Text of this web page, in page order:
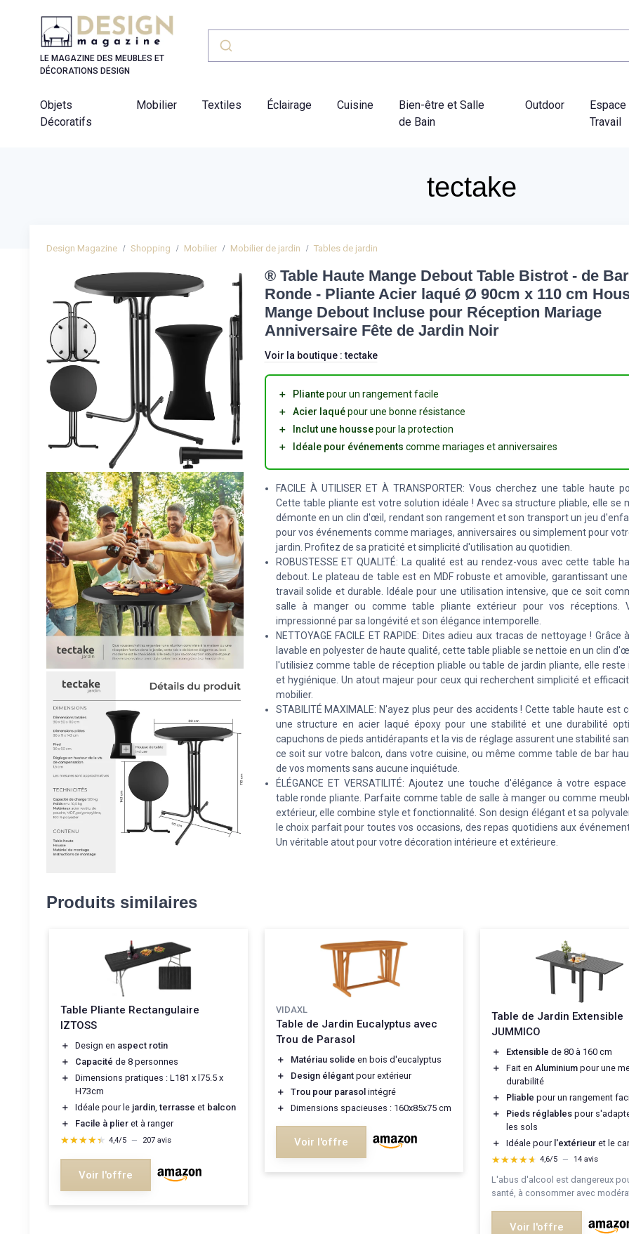
LE MAGAZINE DES MEUBLES ET
DÉCORATIONS DESIGN
Objets
Décoratifs
Mobilier Textiles Éclairage Cuisine
Bien-être et Salle
de Bain
Outdoor
Travail
tectake
Design Magazine Shopping Mobilier Mobilier de jardin Tables de jardin
® Table Haute Mange Debout Table Bistrot - de Bar
Ronde - Pliante Acier laqué Ø 90cm x 110 cm
Mange Debout Incluse pour Réception Mariage
Anniversaire Fête de Jardin Noir
Voir la boutique :tectake
＋ Pliantepour un rangement facile
＋
Acier laquépour une bonne résistance
＋
Inclut une houssepour la protection
＋
Idéale pour événements comme mariages et anniversaires
FACILE À UTILISER ET À TRANSPORTER: Vous cherchez une table haute
Cette table pliante est votre solution idéale ! Avec sa structure pliable, elle se
démonte en un clin d'œil, rendant son rangement et son transport un jeu
pour vos événements comme mariages, anniversaires ou simplement pour
jardin. Profitez de sa praticité et simplicité d'utilisation au quotidien.
ROBUSTESSE ET QUALITÉ: La qualité est au rendez-vous avec cette table
debout. Le plateau de table est en MDF robuste et amovible, garantissant
travail solide et durable. Idéale pour une utilisation intensive, que ce soit
salle à manger ou comme table pliante extérieur pour vos réceptions.
impressionné par sa longévité et son élégance intemporelle.
NETTOYAGE FACILE ET RAPIDE: Dites adieu aux tracas de nettoyage ! Grâce
lavable en polyester de haute qualité, cette table pliable se nettoie en un clin
l'utilisiez comme table de réception pliable ou table de jardin pliante, elle reste
et hygiénique. Un atout majeur pour ceux qui recherchent simplicité et
mobilier.
STABILITÉ MAXIMALE: N'ayez plus peur des accidents ! Cette table haute est
une structure en acier laqué époxy pour une stabilité et une durabilité
capuchons de pieds antidérapants et la vis de réglage assurent une stabilité
ce soit sur votre balcon, dans votre cuisine, ou même comme table de bar
de vos moments sans aucune inquiétude.
ÉLÉGANCE ET VERSATILITÉ: Ajoutez une touche d'élégance à votre
table ronde pliante. Parfaite comme table de salle à manger ou comme
extérieur, elle combine style et fonctionnalité. Son design élégant et sa
le choix parfait pour toutes vos occasions, des repas quotidiens aux
Un véritable atout pour votre décoration intérieure et extérieure.
Produits similaires
Table Pliante Rectangulaire
IZTOSS
＋ Design en aspect rotin
＋
Capacité de 8 personnes
＋
Dimensions pratiques : L181 x l75.5 x
H73cm
＋
Idéale pour le jardin, terrasse et balcon
＋
Facile à plier et à ranger
★★★★★
★★★★★ 4,4/5 — 207 avis
Voir l'offre
VIDAXL
Table de Jardin Eucalyptus avec
Trou de Parasol
＋ Matériau solide en bois d'eucalyptus
＋
Design élégant pour extérieur
＋
Trou pour parasol intégré
＋
Dimensions spacieuses : 160x85x75 cm
Voir l'offre
Table de Jardin Extensible
JUMMICO
＋ Extensible de 80 à 160 cm
＋
Fait en Aluminium pour une
durabilité
＋
Pliable pour un rangement
＋
Pieds réglables pour
les sols
＋
Idéale pour l'extérieur et le
★★★★★
★★★★★ 4,6/5 — 14 avis
L'abus d'alcool est dangereux
santé, à consommer avec
Voir l'offre